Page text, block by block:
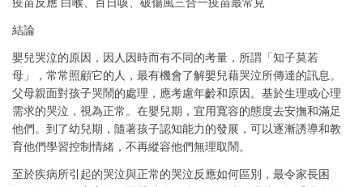
結論
嬰兒哭泣的原因，因人因時而有不同的考量，所謂「知子莫若
母」，常常照顧它的人，最有機會了解嬰兒藉哭泣所傳達的訊息。
父母親面對孩子哭鬧的處理，應考慮年齡和原因。基於生理或心理
需求的哭泣，視為正常。在嬰兒期，宜用寬容的態度去安撫和滿足
他們。到了幼兒期，隨著孩子認知能力的發展，可以逐漸誘導和教
育他們學習控制情緒，不再縱容他們無理取鬧。
至於疾病所引起的哭泣與正常的哭泣反應如何區別，最令家長困